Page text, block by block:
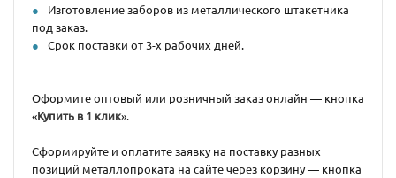
Изготовление заборов из металлического штакетника
под заказ.
Срок поставки от 3-х рабочих дней.
Оформите оптовый или розничный заказ онлайн — кнопка
«Купить в 1 клик».
Сформируйте и оплатите заявку на поставку разных
позиций металлопроката на сайте через корзину — кнопка